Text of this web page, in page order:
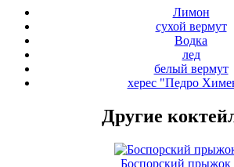
Лимон
сухой вермут
Водка
лед
белый вермут
херес "Педро
Другие
Боспорский прыжок